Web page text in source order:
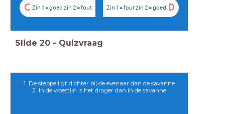
C Zin 1 = goed zin 2 = fout D
Zin 1 = fout zin 2 = goed
Slide 20 - Quizvraag
1. De steppe ligt dichter bij de evenaar dan de savanne
2. In de woestijn is het droger dan in de savanne